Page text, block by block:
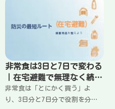
で3日・7日の目安を作り、家族
人数別に不足を見つける。給水
所を使う前提の考え方、置き場
所の決め方までまとめる。
非常食は3日と7日で変わる
｜在宅避難で無理なく続く
設計
非常食は「とにかく買う」よ
り、3日分と7日分で役割を分け